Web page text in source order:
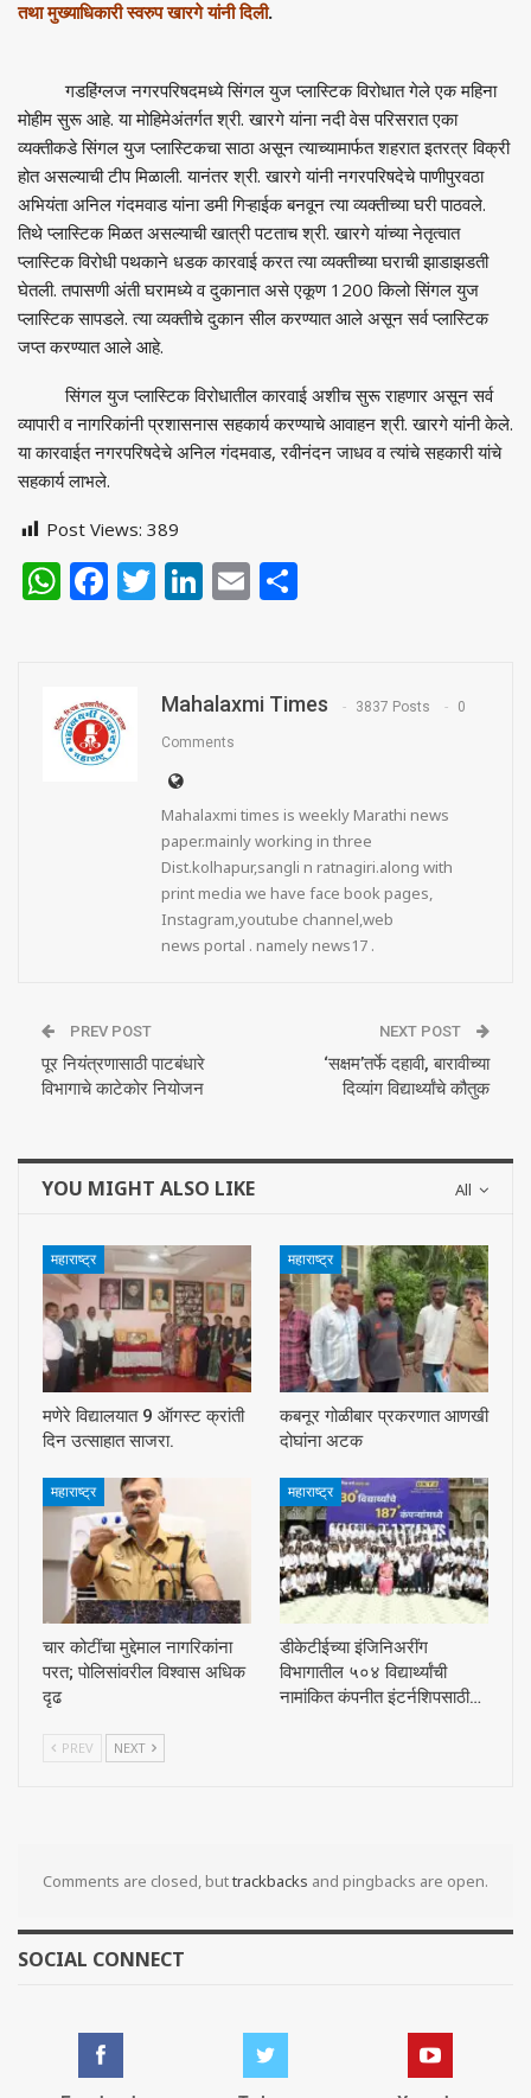
तथा मुख्याधिकारी स्वरुप खारगे यांनी दिली.
गडहिंग्लज नगरपरिषदमध्ये सिंगल युज प्लास्टिक विरोधात गेले एक महिना
मोहीम सुरू आहे. या मोहिमेअंतर्गत श्री. खारगे यांना नदी वेस परिसरात एका
व्यक्तीकडे सिंगल युज प्लास्टिकचा साठा असून त्याच्यामार्फत शहरात इतरत्र विक्री
होत असल्याची टीप मिळाली. यानंतर श्री. खारगे यांनी नगरपरिषदेचे पाणीपुरवठा
अभियंता अनिल गंदमवाड यांना डमी गिऱ्हाईक बनवून त्या व्यक्तीच्या घरी पाठवले.
तिथे प्लास्टिक मिळत असल्याची खात्री पटताच श्री. खारगे यांच्या नेतृत्वात
प्लास्टिक विरोधी पथकाने धडक कारवाई करत त्या व्यक्तीच्या घराची झाडाझडती
घेतली. तपासणी अंती घरामध्ये व दुकानात असे एकूण 1200 किलो सिंगल युज
प्लास्टिक सापडले. त्या व्यक्तीचे दुकान सील करण्यात आले असून सर्व प्लास्टिक
जप्त करण्यात आले आहे.
सिंगल युज प्लास्टिक विरोधातील कारवाई अशीच सुरू राहणार असून सर्व
व्यापारी व नागरिकांनी प्रशासनास सहकार्य करण्याचे आवाहन श्री. खारगे यांनी केले.
या कारवाईत नगरपरिषदेचे अनिल गंदमवाड, रवीनंदन जाधव व त्यांचे सहकारी यांचे
सहकार्य लाभले.
Post Views: 389
WhatsApp
Facebook
Twitter
LinkedIn
Email
Mahalaxmi Times 3837 Posts 0
Comments
Mahalaxmi times is weekly Marathi news
paper.mainly working in three
Dist.kolhapur,sangli n ratnagiri.along with
print media we have face book pages,
Instagram,youtube channel,web
news portal . namely news17 .
PREV POST
पूर नियंत्रणासाठी पाटबंधारे
विभागाचे काटेकोर नियोजन
NEXT POST
‘सक्षम’तर्फे दहावी, बारावीच्या
दिव्यांग विद्यार्थ्यांचे कौतुक
All
YOU MIGHT ALSO LIKE
महाराष्ट्र
मणेरे विद्यालयात 9 ऑगस्ट क्रांती
दिन उत्साहात साजरा.
महाराष्ट्र
कबनूर गोळीबार प्रकरणात आणखी
दोघांना अटक
महाराष्ट्र
चार कोटींचा मुद्देमाल नागरिकांना
परत; पोलिसांवरील विश्वास अधिक
दृढ
महाराष्ट्र
डीकेटीईच्या इंजिनिअरींग
विभागातील ५०४ विद्यार्थ्यांची
नामांकित कंपनीत इंटर्नशिपसाठी…
PREV NEXT
Comments are closed, buttrackbacks and pingbacks are open.
SOCIAL CONNECT